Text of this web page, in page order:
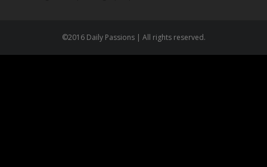
©2016 Daily Passions | All rights reserved.